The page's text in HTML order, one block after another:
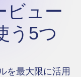
ビュー
う5つ
を最大限に活用